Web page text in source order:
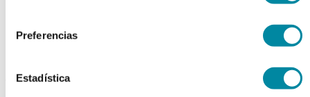
Preferencias
Estadística
adquiriendo este producto